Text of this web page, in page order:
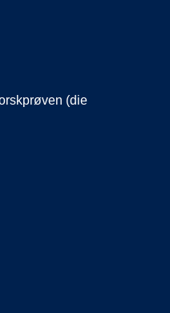
(die